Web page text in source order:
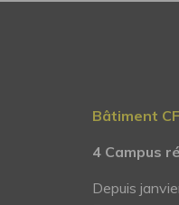
Bâtiment
4 Campus
Depuis